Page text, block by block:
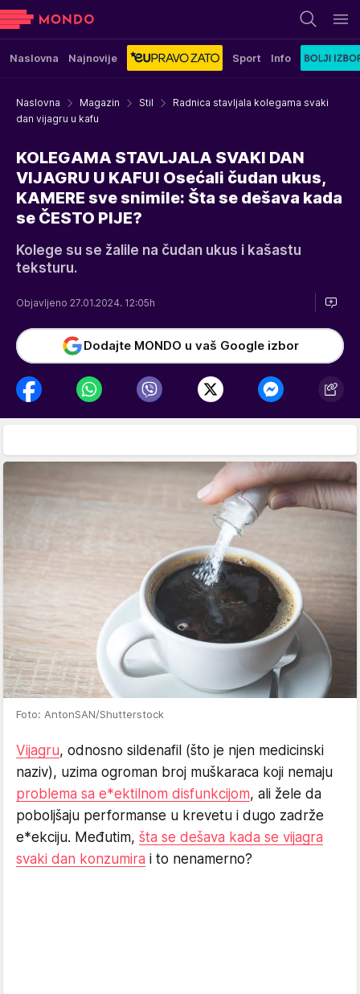
Naslovna Najnovije Sport Info
Naslovna Magazin Stil
Radnica stavljala kolegama svaki
dan vijagru u kafu
KOLEGAMA STAVLJALA SVAKI DAN
VIJAGRU U KAFU! Osećali čudan ukus,
KAMERE sve snimile: Šta se dešava kada
se ČESTO PIJE?
Kolege su se žalile na čudan ukus i kašastu
teksturu.
Objavljeno 27.01.2024. 12:05h
Dodajte MONDO u vaš Google izbor
Foto: AntonSAN/Shutterstock
Vijagru, odnosno sildenafil (što je njen medicinski
naziv), uzima ogroman broj muškaraca koji nemaju
problema sa e*ektilnom disfunkcijom, ali žele da
poboljšaju performanse u krevetu i dugo zadrže
e*ekciju. Međutim, šta se dešava kada se vijagra
svaki dan konzumira i to nenamerno?